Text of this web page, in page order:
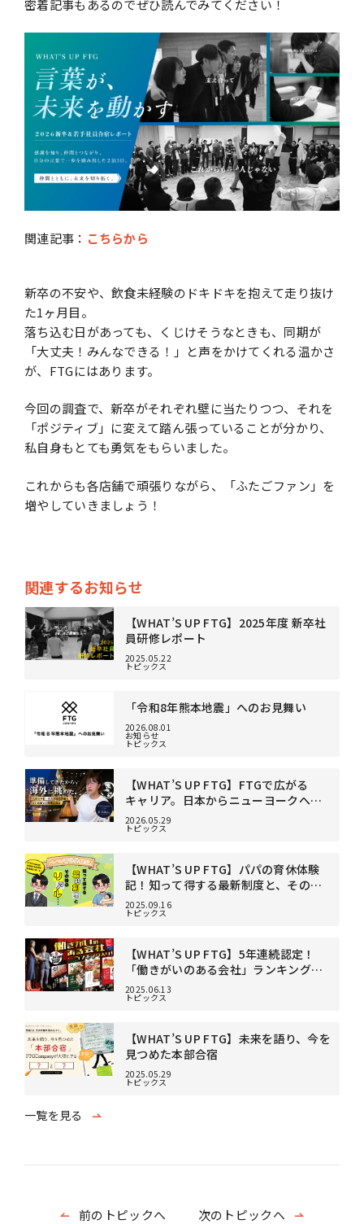
密着記事もあるのでぜひ読んでみてください！
関連記事： こちらから
新卒の不安や、飲食未経験のドキドキを抱えて走り抜け
た1ヶ月目。
落ち込む日があっても、くじけそうなときも、同期が
「大丈夫！みんなできる！」と声をかけてくれる温かさ
が、FTGにはあります。
今回の調査で、新卒がそれぞれ壁に当たりつつ、それを
「ポジティブ」に変えて踏ん張っていることが分かり、
私自身もとても勇気をもらいました。
これからも各店舗で頑張りながら、「ふたごファン」を
増やしていきましょう！
関連するお知らせ
【WHAT’S UP FTG】2025年度 新卒社
員研修レポート
2025.05.22
トピックス
「令和8年熊本地震」へのお見舞い
2026.08.01
お知らせ
トピックス
【WHAT’S UP FTG】FTGで広がる
キャリア。日本からニューヨークへ挑
戦した6年目の現在地
2026.05.29
トピックス
【WHAT’S UP FTG】パパの育休体験
記！知って得する最新制度と、その後
のリアル。
2025.09.16
トピックス
【WHAT’S UP FTG】5年連続認定！
「働きがいのある会社」ランキング入
り！
2025.06.13
トピックス
【WHAT’S UP FTG】未来を語り、今を
見つめた本部合宿
2025.05.29
トピックス
一覧を見る
前のトピックへ 次のトピックへ